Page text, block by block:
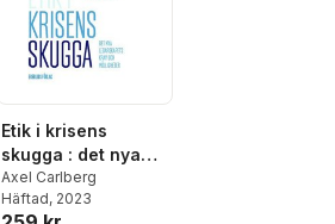
Etik i krisens
skugga : det nya
ledarskapets krav
och möjligheter
Axel Carlberg
Häftad, 2023